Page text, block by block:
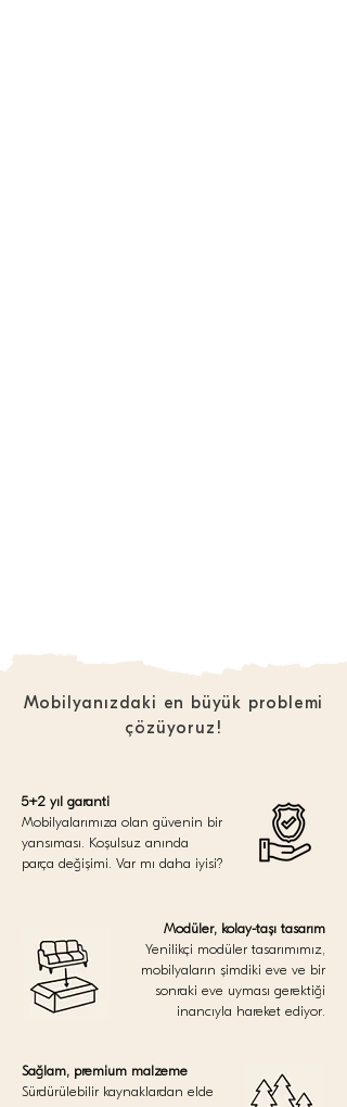
Mobilyanızdaki en büyük problemi
çözüyoruz!
5+2 yıl garanti
Mobilyalarımıza olan güvenin bir
yansıması. Koşulsuz anında
parça değişimi. Var mı daha iyisi?
Modüler, kolay-taşı tasarım
Yenilikçi modüler tasarımımız,
mobilyaların şimdiki eve ve bir
sonraki eve uyması gerektiği
inancıyla hareket ediyor.
Sağlam, premium malzeme
Sürdürülebilir kaynaklardan elde